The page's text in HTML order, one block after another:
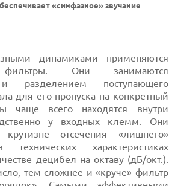
«синфазное» звучание
динамиками применяются
фильтры. Они занимаются
разделением поступающего
для его пропуска на конкретный
чаще всего находятся внутри
у входных клемм. Они
крутизне отсечения «лишнего»
характеристиках
децибел на октаву (дБ/окт.).
тем сложнее и «круче» фильтр